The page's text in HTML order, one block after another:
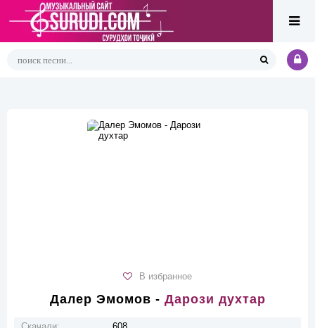
В избранное
Далер Эмомов - Дарози духтар